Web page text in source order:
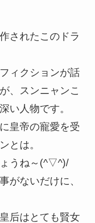
されたこのドラ
ィクションが話
、スンニャンこ
い人物です。
皇帝の寵愛を受
とは。
うね～(^▽^)/
がないだけに、
后はとても賢女